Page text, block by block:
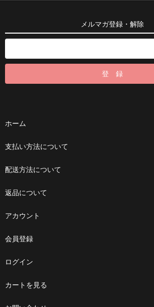
メルマガ登録・解除
ホーム
支払い方法について
配送方法について
返品について
アカウント
会員登録
ログイン
カートを見る